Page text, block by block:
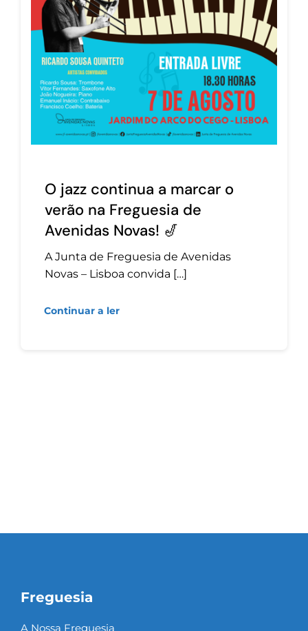
O jazz continua a marcar o
verão na Freguesia de
Avenidas Novas! 🎷
A Junta de Freguesia de Avenidas
Novas – Lisboa convida […]
Continuar a ler
Freguesia
A Nossa Freguesia